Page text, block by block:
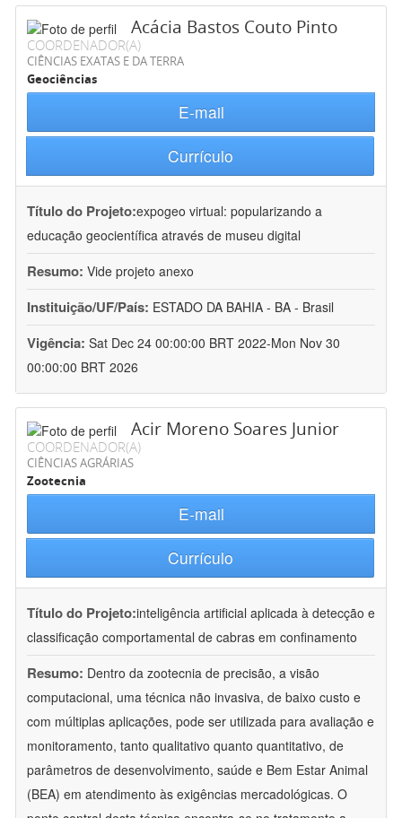
Acácia Bastos Couto Pinto
COORDENADOR(A)
CIÊNCIAS EXATAS E DA TERRA
Geociências
E-mail
Currículo
Título do Projeto:expogeo virtual: popularizando a
educação geocientífica através de museu digital
Resumo: Vide projeto anexo
Instituição/UF/País: ESTADO DA BAHIA - BA - Brasil
Vigência: Sat Dec 24 00:00:00 BRT 2022-Mon Nov 30
00:00:00 BRT 2026
Acir Moreno Soares Junior
COORDENADOR(A)
CIÊNCIAS AGRÁRIAS
Zootecnia
E-mail
Currículo
Título do Projeto:inteligência artificial aplicada à detecção e
classificação comportamental de cabras em confinamento
Resumo: Dentro da zootecnia de precisão, a visão
computacional, uma técnica não invasiva, de baixo custo e
com múltiplas aplicações, pode ser utilizada para avaliação e
monitoramento, tanto qualitativo quanto quantitativo, de
parâmetros de desenvolvimento, saúde e Bem Estar Animal
(BEA) em atendimento às exigências mercadológicas. O